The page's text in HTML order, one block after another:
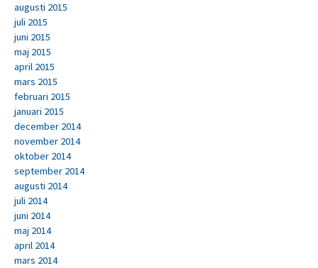
augusti 2015
juli 2015
juni 2015
maj 2015
april 2015
mars 2015
februari 2015
januari 2015
december 2014
november 2014
oktober 2014
september 2014
augusti 2014
juli 2014
juni 2014
maj 2014
april 2014
mars 2014